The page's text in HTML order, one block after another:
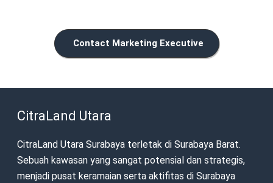
Contact Marketing Executive
CitraLand Utara
CitraLand Utara Surabaya terletak di Surabaya Barat.
Sebuah kawasan yang sangat potensial dan strategis,
menjadi pusat keramaian serta aktifitas di Surabaya